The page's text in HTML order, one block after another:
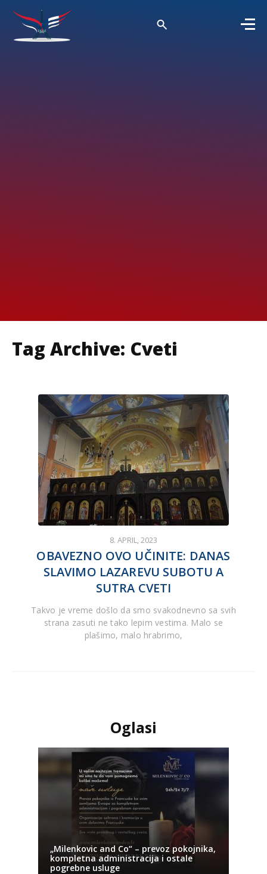
Tag Archive: Cveti
8. APRIL, 2023
OBAVEZNO OVO UČINITE: DANAS
SLAVIMO LAZAREVU SUBOTU A
SUTRA CVETI
Takvo je vreme došlo da smo svakodnevno sa svih
strana zasuti ne tako lepim vestima. Malo se
plašimo, malo hrabrimo,
Oglasi
„Milenkovic and Co“ – prevoz pokojnika,
kompletna administracija i ostale
pogrebne usluge